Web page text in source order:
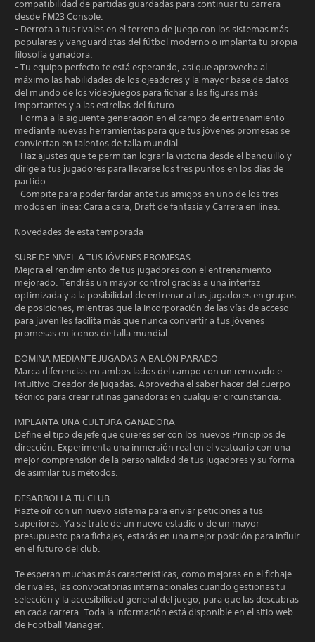
compatibilidad de partidas guardadas para continuar tu carrera
desde FM23 Console.
- Derrota a tus rivales en el terreno de juego con los sistemas más
populares y vanguardistas del fútbol moderno o implanta tu propia
filosofía ganadora.
- Tu equipo perfecto te está esperando, así que aprovecha al
máximo las habilidades de los ojeadores y la mayor base de datos
del mundo de los videojuegos para fichar a las figuras más
importantes y a las estrellas del futuro.
- Forma a la siguiente generación en el campo de entrenamiento
mediante nuevas herramientas para que tus jóvenes promesas se
conviertan en talentos de talla mundial.
- Haz ajustes que te permitan lograr la victoria desde el banquillo y
dirige a tus jugadores para llevarse los tres puntos en los días de
partido.
- Compite para poder fardar ante tus amigos en uno de los tres
modos en línea: Cara a cara, Draft de fantasía y Carrera en línea.
Novedades de esta temporada
SUBE DE NIVEL A TUS JÓVENES PROMESAS
Mejora el rendimiento de tus jugadores con el entrenamiento
mejorado. Tendrás un mayor control gracias a una interfaz
optimizada y a la posibilidad de entrenar a tus jugadores en grupos
de posiciones, mientras que la incorporación de las vías de acceso
para juveniles facilita más que nunca convertir a tus jóvenes
promesas en iconos de talla mundial.
DOMINA MEDIANTE JUGADAS A BALÓN PARADO
Marca diferencias en ambos lados del campo con un renovado e
intuitivo Creador de jugadas. Aprovecha el saber hacer del cuerpo
técnico para crear rutinas ganadoras en cualquier circunstancia.
IMPLANTA UNA CULTURA GANADORA
Define el tipo de jefe que quieres ser con los nuevos Principios de
dirección. Experimenta una inmersión real en el vestuario con una
mejor comprensión de la personalidad de tus jugadores y su forma
de asimilar tus métodos.
DESARROLLA TU CLUB
Hazte oír con un nuevo sistema para enviar peticiones a tus
superiores. Ya se trate de un nuevo estadio o de un mayor
presupuesto para fichajes, estarás en una mejor posición para influir
en el futuro del club.
Te esperan muchas más características, como mejoras en el fichaje
de rivales, las convocatorias internacionales cuando gestionas tu
selección y la accesibilidad general del juego, para que las descubras
en cada carrera. Toda la información está disponible en el sitio web
de Football Manager.